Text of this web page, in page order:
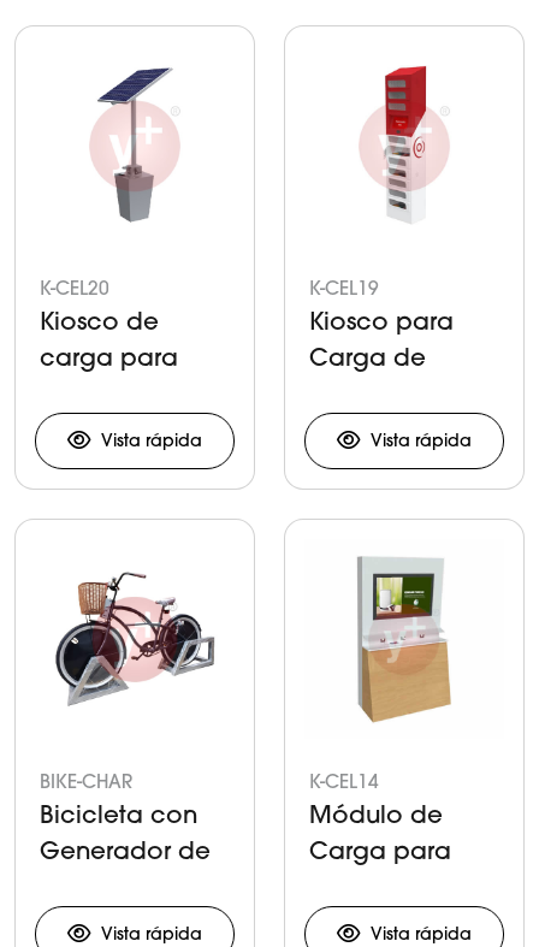
K-CEL20
Kiosco de
carga para
móviles en
exterior
Vista rápida
K-CEL19
Kiosco para
Carga de
TabletasVista rápida
BIKE-CHAR
Bicicleta con
Generador de
Vista rápida
K-CEL14
Módulo de
Carga para
MóvilesVista rápida